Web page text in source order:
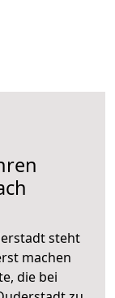
steht
machen
die bei